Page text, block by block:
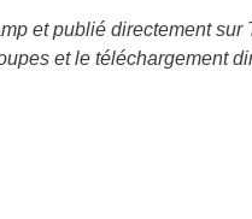
et publié directement sur
et le téléchargement